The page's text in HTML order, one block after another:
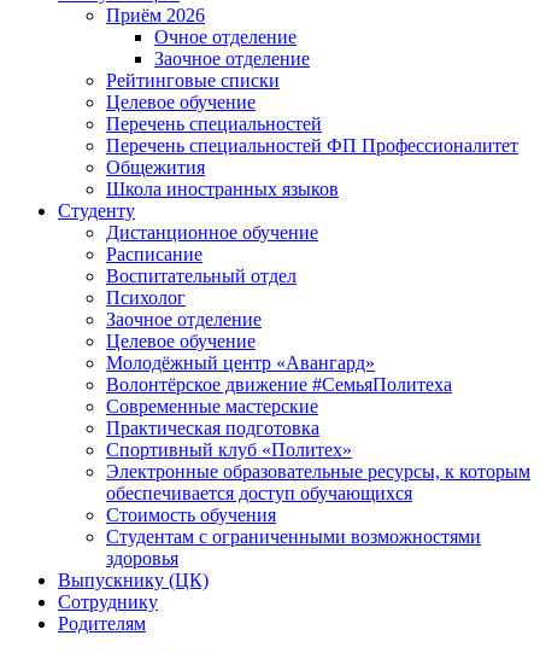
Приём 2026
Очное отделение
Заочное отделение
Рейтинговые списки
Целевое обучение
Перечень специальностей
Перечень специальностей ФП Профессионалитет
Общежития
Школа иностранных языков
Студенту
Дистанционное обучение
Расписание
Воспитательный отдел
Психолог
Заочное отделение
Целевое обучение
Молодёжный центр «Авангард»
Волонтёрское движение #СемьяПолитеха
Современные мастерские
Практическая подготовка
Спортивный клуб «Политех»
Электронные образовательные ресурсы, к которым
обеспечивается доступ обучающихся
Стоимость обучения
Студентам с ограниченными возможностями
здоровья
Выпускнику (ЦК)
Сотруднику
Родителям